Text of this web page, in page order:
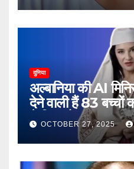
दुनिया
अल्बानिया की AI
देने वाली हैं 83 बच्चों
ने किया हैरान
OCTOBER 27, 2025